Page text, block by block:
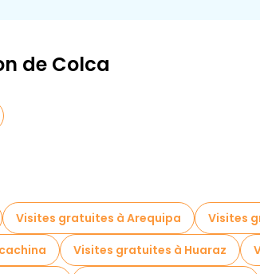
de Colca
Visites gratuites à Arequipa Visites
Visites gratuites à Huaraz